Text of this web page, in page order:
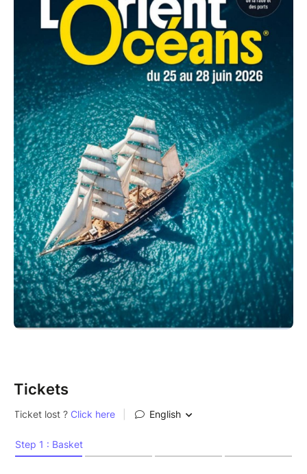
remplacer le bateau par un autre bateau au même
lieu à la même heure, sans possibilité de
remboursement.
Dès le moment où le passager est invité à embarquer,
celui-ci devra se conformer strictement aux
instructions données par le capitaine qui se réserve le
droit de refuser l’embarquement des passagers,
animaux ou matériels dont la présence à bord
pourrait nuire au bon déroulement de la prestation.
L’organisateur se réserve le droit de facturer tous
dommages que le client pourrait occasionner.
Tickets